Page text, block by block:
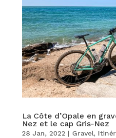
La Côte d’Opale en
Nez et le cap Gris-Nez
28 Jan, 2022 | Gravel,